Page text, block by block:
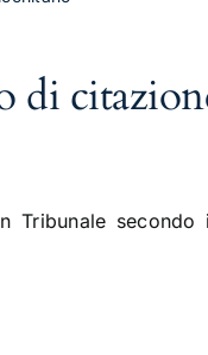
di
Tribunale